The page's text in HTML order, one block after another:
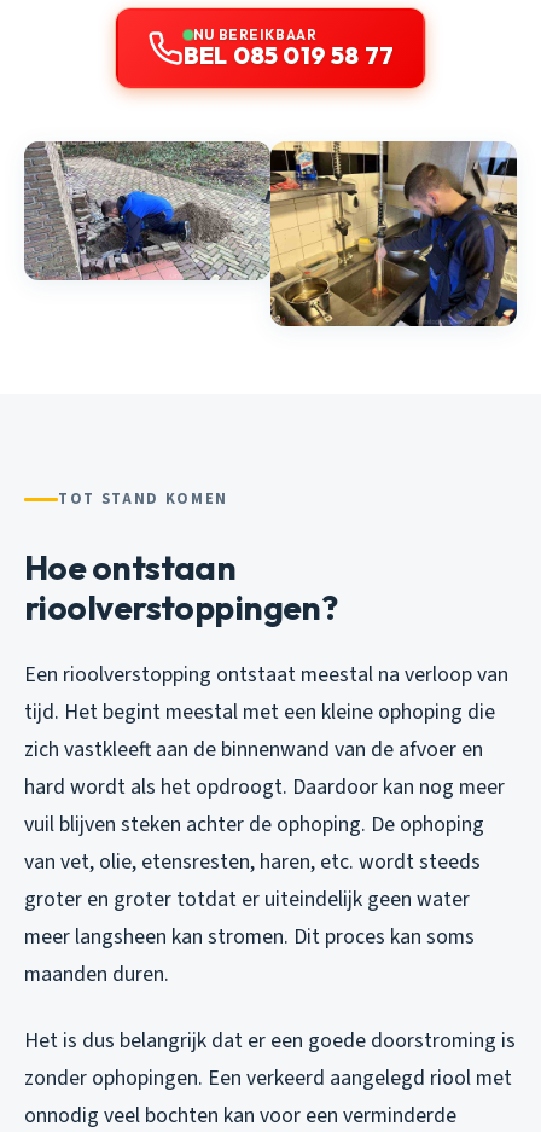
NU BEREIKBAAR
BEL 085 019 58 77
TOT STAND KOMEN
Hoe ontstaan
rioolverstoppingen?
Een rioolverstopping ontstaat meestal na verloop van
tijd. Het begint meestal met een kleine ophoping die
zich vastkleeft aan de binnenwand van de afvoer en
hard wordt als het opdroogt. Daardoor kan nog meer
vuil blijven steken achter de ophoping. De ophoping
van vet, olie, etensresten, haren, etc. wordt steeds
groter en groter totdat er uiteindelijk geen water
meer langsheen kan stromen. Dit proces kan soms
maanden duren.
Het is dus belangrijk dat er een goede doorstroming is
zonder ophopingen. Een verkeerd aangelegd riool met
onnodig veel bochten kan voor een verminderde